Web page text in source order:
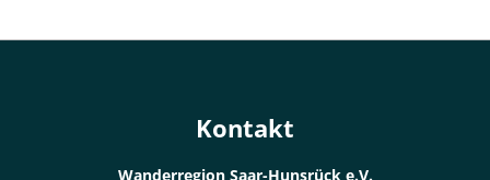
Kontakt
Wanderregion Saar-Hunsrück e.V.